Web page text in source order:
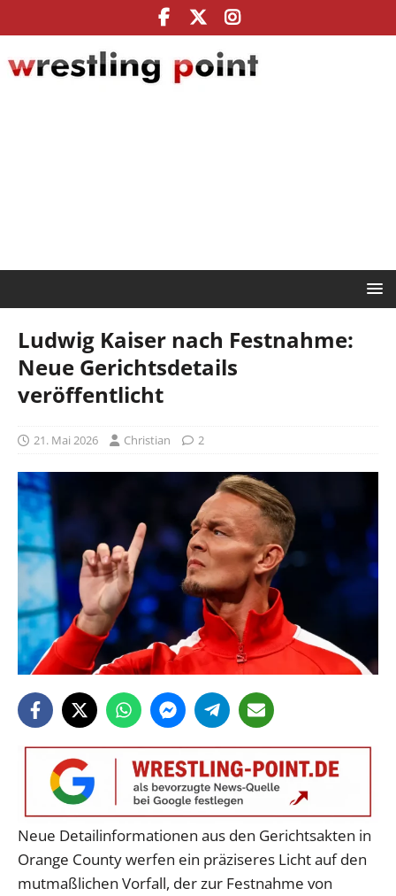
Ludwig Kaiser nach Festnahme:
Neue Gerichtsdetails
veröffentlicht
21. Mai 2026 Christian 2
Neue Detailinformationen aus den Gerichtsakten in
Orange County werfen ein präziseres Licht auf den
mutmaßlichen Vorfall, der zur Festnahme von